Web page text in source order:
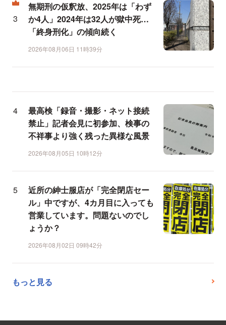
無期刑の仮釈放、2025年は「わず
か4人」2024年は32人が獄中死…
「終身刑化」の傾向続く
2026年08月06日 11時39分
最高検「録音・撮影・ネット接続
禁止」記者会見に初参加、検事の
不祥事より強く残った異様な風景
2026年08月05日 10時12分
近所の紳士服店が「完全閉店セー
ル」中ですが、4カ月目に入っても
営業しています。問題ないのでし
ょうか？
2026年08月02日 09時42分
もっと見る